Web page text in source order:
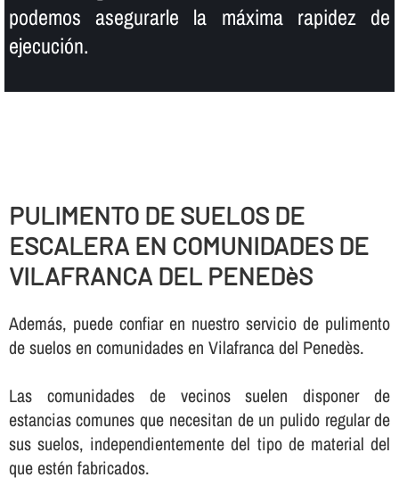
podemos asegurarle la máxima rapidez de
ejecución.
PULIMENTO DE SUELOS DE
ESCALERA EN COMUNIDADES DE
VILAFRANCA DEL PENEDèS
Además, puede confiar en nuestro servicio de pulimento
de suelos en comunidades en Vilafranca del Penedès.
Las comunidades de vecinos suelen disponer de
estancias comunes que necesitan de un pulido regular de
sus suelos, independientemente del tipo de material del
que estén fabricados.